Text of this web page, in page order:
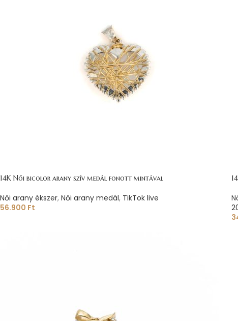
14K Női bicolor arany szív medál fonott mintával
Női arany ékszer, Női arany medál, TikTok live
56.900 Ft